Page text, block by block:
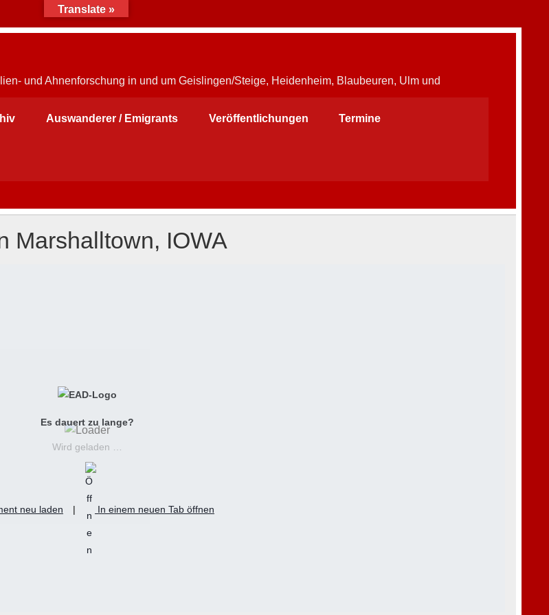
und Ahnenforschung in und um Geislingen/Steige, Heidenheim, Blaubeuren, Ulm und
Auswanderer / Emigrants Veröffentlichungen Termine
Marshalltown, IOWA
Wird geladen …
Es dauert zu lange?
neu laden | In einem neuen Tab öffnen
Translate »